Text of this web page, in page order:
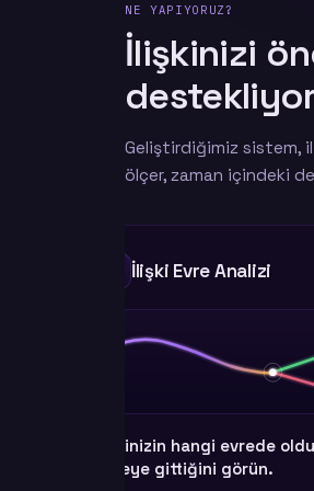
NE YAPIYORUZ?
İlişkinizi
Geliştirdiğimiz sistem,
ölçer, zaman içindeki
02 İlişki Beceri
İlişkinizin güçlü ve
10 beceri ve 6 risk